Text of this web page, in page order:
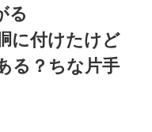
る
に付けたけど
る？ちな片手